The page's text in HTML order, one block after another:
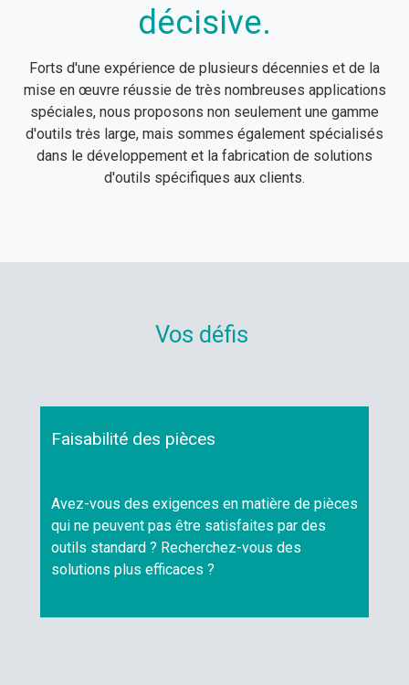
décisive.
Forts d'une expérience de plusieurs décennies et de la
mise en œuvre réussie de très nombreuses applications
spéciales, nous proposons non seulement une gamme
d'outils trės large, mais sommes également spécialisés
dans le développement et la fabrication de solutions
d'outils spécifiques aux clients.
Vos défis
Faisabilité des pièces
Avez-vous des exigences en matière de pièces
qui ne peuvent pas être satisfaites par des
outils standard ? Recherchez-vous des
solutions plus efficaces ?